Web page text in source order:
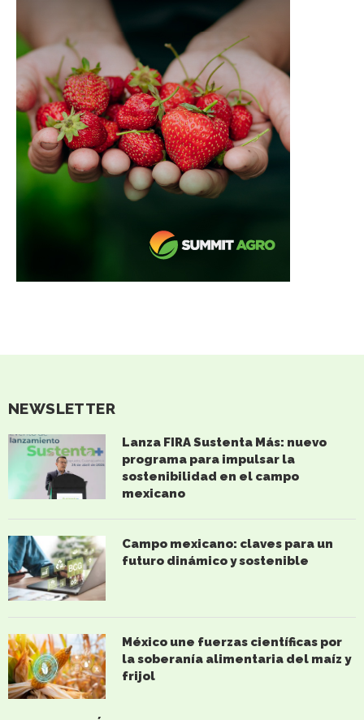
NEWSLETTER
Lanza FIRA Sustenta Más: nuevo
programa para impulsar la
sostenibilidad en el campo
mexicano
Campo mexicano: claves para un
futuro dinámico y sostenible
México une fuerzas científicas por
la soberanía alimentaria del maíz y
frijol